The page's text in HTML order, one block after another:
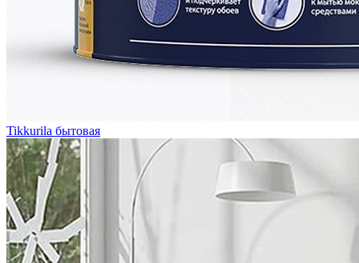
Tikkurila бытовая